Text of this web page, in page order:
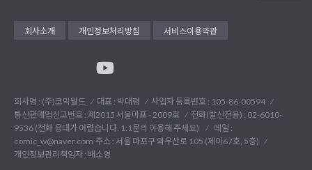
회사소개 개인정보처리방침 서비스이용약관
회사명 : (주)코믹월드 대표 : 박대령
사업자 등록번호 : 105-86-00594
통신판매업신고번호 : 제2015 서울마포 - 2009호
전화(발신전용) : 02-6010-
9536 (전화 응대가 어렵습니다. 1:1문의 이용해 주세요)
메일 :
comic_w@naver.com 주소 : 서울 마포구 와우산로 105 (제이67호, 5층)
개인정보관리책임자 : 배소영